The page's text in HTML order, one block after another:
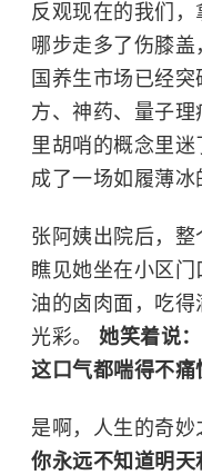
反观现在的我们
哪步走多了伤膝
国养生市场已经
方、神药、量子
里胡哨的概念里
成了一场如履薄冰
张阿姨出院后，
瞧见她坐在小区
油的卤肉面，吃
光彩。 她笑着说
这口气都喘得不痛
是啊，人生的奇妙
你永远不知道明